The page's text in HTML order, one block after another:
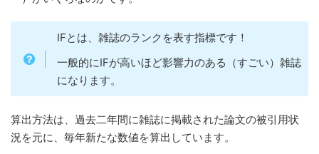
IFとは、雑誌のランクを表す指標です！
一般的にIFが高いほど影響力のある（すごい）雑誌
になります。
算出方法は、過去二年間に雑誌に掲載された論文の被引用状
況を元に、毎年新たな数値を算出しています。